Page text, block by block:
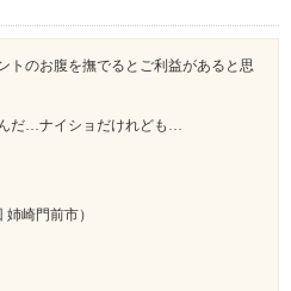
トのお腹を撫でるとご利益があると思
だ…ナイショだけれども…
崎門前市）